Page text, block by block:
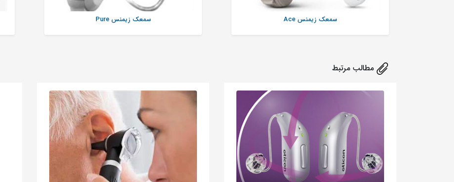
سمعک زیمنس Ace سمعک زیمنس Pure
مطالب مرتبط